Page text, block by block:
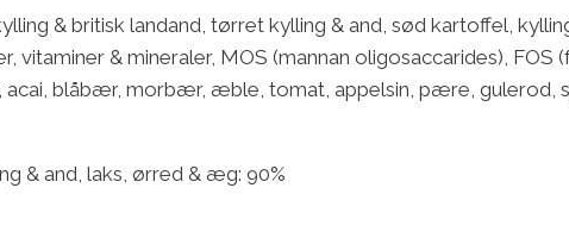
& britisk landand, tørret kylling & and, sød kartoffel,
vitaminer & mineraler, MOS (mannan oligosaccarides),
blåbær, morbær, æble, tomat, appelsin, pære, gulerod,
& and, laks, ørred & æg: 90%